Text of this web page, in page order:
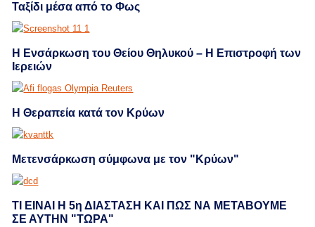
Ταξίδι μέσα από το Φως
Η Ενσάρκωση του Θείου Θηλυκού – Η Επιστροφή των
Ιερειών
Η Θεραπεία κατά τον Kρύων
Μετενσάρκωση σύμφωνα με τον "Κρύων"
ΤΙ ΕΙΝΑΙ Η 5η ΔΙΑΣΤΑΣΗ ΚΑΙ ΠΩΣ ΝΑ ΜΕΤΑΒΟΥΜΕ
ΣΕ ΑΥΤΗΝ "ΤΩΡΑ"